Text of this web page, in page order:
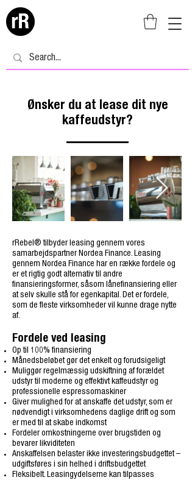
Ønsker du at lease dit nye
kaffeudstyr?
rRebel® tilbyder leasing gennem vores
samarbejdspartner Nordea Finance. Leasing
gennem Nordea Finance har en række fordele og
er et rigtig godt alternativ til andre
finansieringsformer, såsom lånefinansiering eller
at selv skulle stå for egenkapital. Det er fordele,
som de fleste virksomheder vil kunne drage nytte
af.
Fordele ved leasing
Op til 100% finansiering
Månedsbeløbet gør det enkelt og forudsigeligt
Muliggør regelmæssig udskiftning af forældet
udstyr til moderne og effektivt kaffeudstyr og
professionelle espressomaskiner
Giver mulighed for at anskaffe det udstyr, som er
nødvendigt i virksomhedens daglige drift og som
er med til at skabe indkomst
Fordeler omkostningerne over brugstiden og
bevarer likviditeten
Anskaffelsen belaster ikke investeringsbudgettet –
udgiftsføres i sin helhed i driftsbudgettet
Fleksibelt. Leasingydelserne kan tilpasses